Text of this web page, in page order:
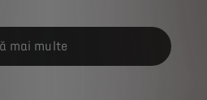
mai multe